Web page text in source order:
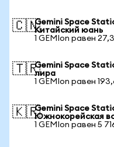
🇨🇳Gemini Space
Китайский юань
1 GEMIon равен
🇹🇷Gemini Space
лира
1 GEMIon равен
🇰🇷Gemini Space
Южнокорейская
1 GEMIon равен 5